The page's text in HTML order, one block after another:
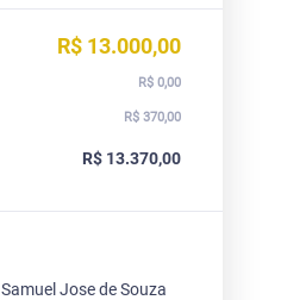
R$ 13.000,00
R$ 0,00
R$ 370,00
R$ 13.370,00
Samuel Jose de Souza